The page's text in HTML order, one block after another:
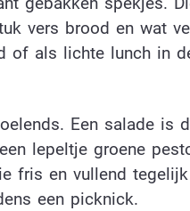
vers brood en wat
of als lichte lunch in
Een salade is
lepeltje groene
fris en vullend
een picknick.